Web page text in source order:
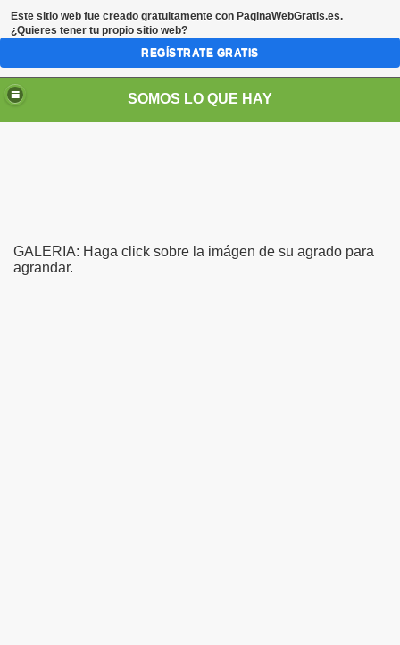
SOMOS LO QUE HAY
GALERIA: Haga click sobre la imágen de su agrado para
agrandar.
Este sitio web fue creado gratuitamente con PaginaWebGratis.es.
¿Quieres tener tu propio sitio web?
REGÍSTRATE GRATIS